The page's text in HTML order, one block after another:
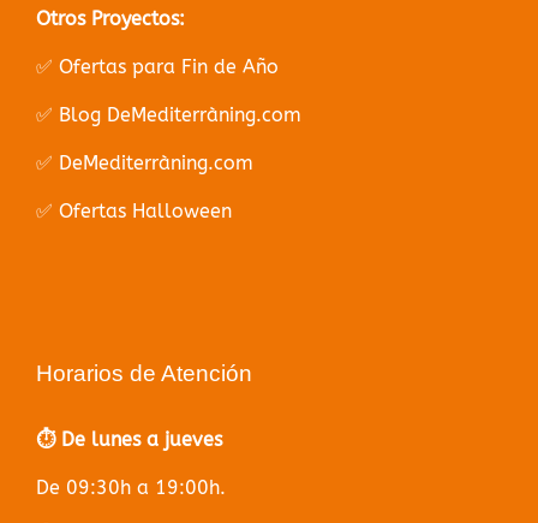
Otros Proyectos:
✅ Ofertas para Fin de Año
✅ Blog DeMediterràning.com
✅ DeMediterràning.com
✅ Ofertas Halloween
Horarios de Atención
⏱️ De lunes a jueves
De 09:30h a 19:00h.